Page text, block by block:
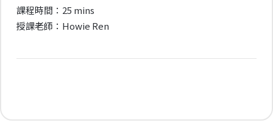
課程時間：25 mins
授課老師：Howie Ren